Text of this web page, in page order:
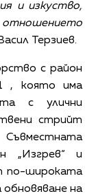
и изкуство,
отношението
Терзиев.
с район
, която има
с улични
стрийт
„Изгрев“ и
по-широката
обновяване на